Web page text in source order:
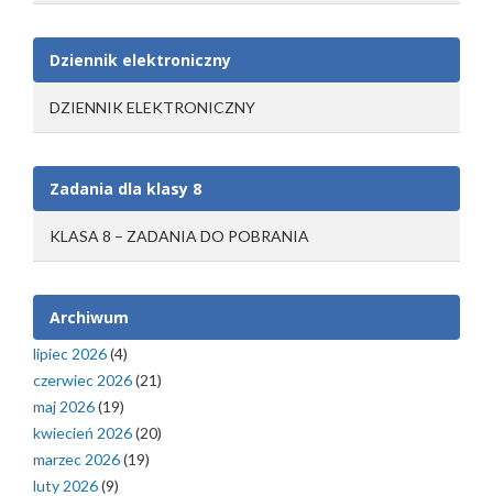
Dziennik elektroniczny
DZIENNIK ELEKTRONICZNY
Zadania dla klasy 8
KLASA 8 – ZADANIA DO POBRANIA
Archiwum
lipiec 2026(4)
czerwiec 2026(21)
maj 2026(19)
kwiecień 2026(20)
marzec 2026(19)
luty 2026(9)